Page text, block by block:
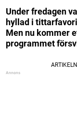
Under fredagen
hyllad i
Men nu kommer
programmet